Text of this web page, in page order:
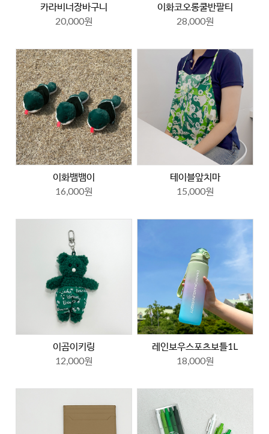
카라비너장바구니
20,000원
이화코오롱쿨반팔티
28,000원
이화뱀뱀이
16,000원
테이블앞치마
15,000원
이곰이키링
12,000원
레인보우스포츠보틀1L
18,000원